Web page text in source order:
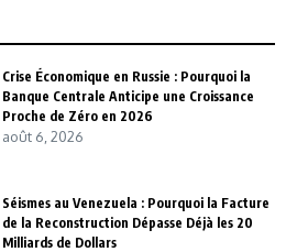
Crise Économique en Russie : Pourquoi la
Banque Centrale Anticipe une Croissance
Proche de Zéro en 2026
août 6, 2026
Séismes au Venezuela : Pourquoi la Facture
de la Reconstruction Dépasse Déjà les 20
Milliards de Dollars